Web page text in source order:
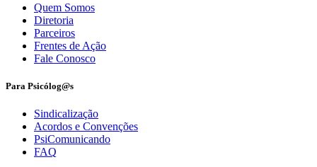
Quem Somos
Diretoria
Parceiros
Frentes de Ação
Fale Conosco
Para Psicólog@s
Sindicalização
Acordos e Convenções
PsiComunicando
FAQ